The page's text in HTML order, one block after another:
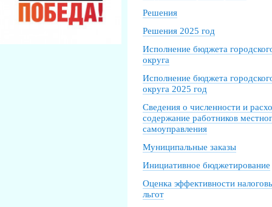
Решения
Решения 2025 год
Исполнение бюджета
округа
Исполнение бюджета
округа 2025 год
Сведения о численности и
содержание работников
самоуправления
Муниципальные заказы
Инициативное бюджетирование
Оценка эффективности
льгот